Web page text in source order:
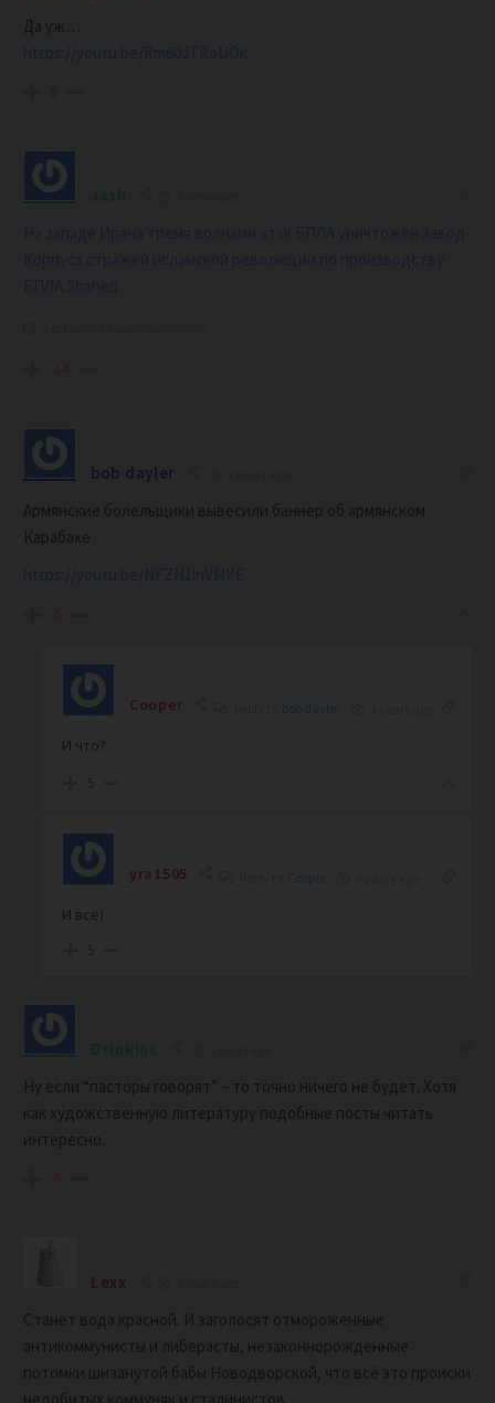
Да уж…
5
Jash
bob dayler
Армянские болельщики вывесили баннер об армянском
Карабахе
Cooper bob dayler
И что?
5
yra1505 Cooper
И всё)
5
Drinkins
Ну если “пасторы говорят” – то точно ничего не будет. Хотя
как художственную литературу подобные посты читать
интересно.
Lexx
Станет вода красной. И заголосят отмороженные
антикоммунисты и либерасты, незаконнорожденные
потомки шизанутой бабы Новодворской, что всё это происки